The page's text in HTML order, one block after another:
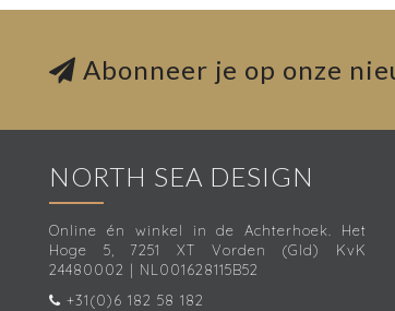
Abonneer je op onze
NORTH SEA DESIGN
Online én winkel in de Achterhoek. Het
Hoge 5, 7251 XT Vorden (Gld) KvK
24480002 | NL001628115B52
+31(0)6 182 58 182